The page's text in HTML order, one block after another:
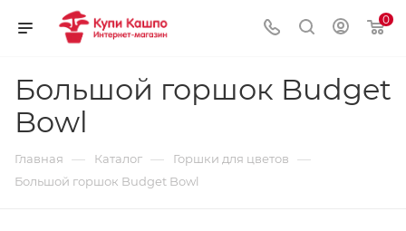
0
Большой горшок Budget
Bowl
Главная — Каталог — Горшки для цветов —
Большой горшок Budget Bowl